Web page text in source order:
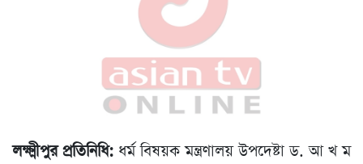
লক্ষ্মীপুর প্রতিনিধি: ধর্ম বিষয়ক মন্ত্রণালয় উপদেষ্টা ড. আ খ ম